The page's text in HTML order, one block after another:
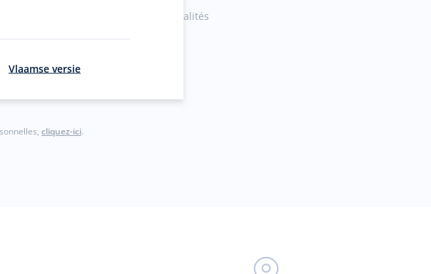
nouvelles collections et actualités
S'inscrire
cliquez-ici.
Vlaamse versie